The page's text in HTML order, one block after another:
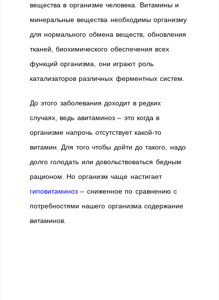
вещества в организме человека. Витамины и
минеральные вещества необходимы организму
для нормального обмена веществ, обновления
тканей, биохимического обеспечения всех
функций организма, они играют роль
катализаторов различных ферментных систем.
До этого заболевания доходит в редких
случаях, ведь авитаминоз – это когда в
организме напрочь отсутствует какой-то
витамин. Для того чтобы дойти до такого, надо
долго голодать или довольствоваться бедным
рационом. Но организм чаще настигает
гиповитаминоз– сниженное по сравнению с
потребностями нашего организма содержание
витаминов.